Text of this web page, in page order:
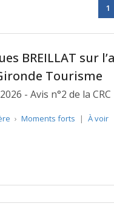
1
BREILLAT sur
Tourisme
- Avis n°2 de la CRC
› Moments forts | À voir